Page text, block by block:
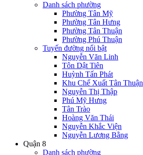
Danh sách phường
Phường Tân Mỹ
Phường Tân Hưng
Phường Tân Thuận
Phường Phú Thuận
Tuyến đường nổi bật
Nguyễn Văn Linh
Tôn Dật Tiên
Huỳnh Tấn Phát
Khu Chế Xuất Tân Thuận
Nguyễn Thị Thập
Phú Mỹ Hưng
Tân Trào
Hoàng Văn Thái
Nguyễn Khắc Viện
Nguyễn Lương Bằng
Quận 8
Danh sách phường